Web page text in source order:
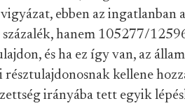
ebben az ingatlanban
hanem 105277/
és ha ez így van, az
résztulajdonosnak kellene
irányába tett egyik